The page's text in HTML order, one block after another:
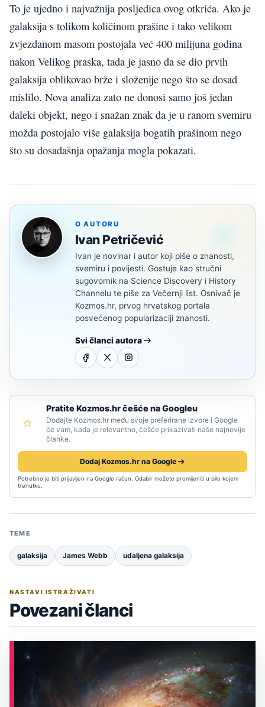
To je ujedno i najvažnija posljedica ovog otkrića. Ako je
galaksija s tolikom količinom prašine i tako velikom
zvjezdanom masom postojala već 400 milijuna godina
nakon Velikog praska, tada je jasno da se dio prvih
galaksija oblikovao brže i složenije nego što se dosad
mislilo. Nova analiza zato ne donosi samo još jedan
daleki objekt, nego i snažan znak da je u ranom svemiru
možda postojalo više galaksija bogatih prašinom nego
što su dosadašnja opažanja mogla pokazati.
O AUTORU
Ivan Petričević
Ivan je novinar i autor koji piše o znanosti,
svemiru i povijesti. Gostuje kao stručni
sugovornik na Science Discovery i History
Channelu te piše za Večernji list. Osnivač je
Kozmos.hr, prvog hrvatskog portala
posvećenog popularizaciji znanosti.
Svi članci autora
Pratite Kozmos.hr češće na Googleu
Dodajte Kozmos.hr među svoje preferirane izvore i Google
će vam, kada je relevantno, češće prikazivati naše najnovije
članke.
Dodaj Kozmos.hr na Google
Potrebno je biti prijavljen na Google račun. Odabir možete promijeniti u bilo kojem
trenutku.
TEME
galaksija James Webb udaljena galaksija
NASTAVI ISTRAŽIVATI
Povezani članci